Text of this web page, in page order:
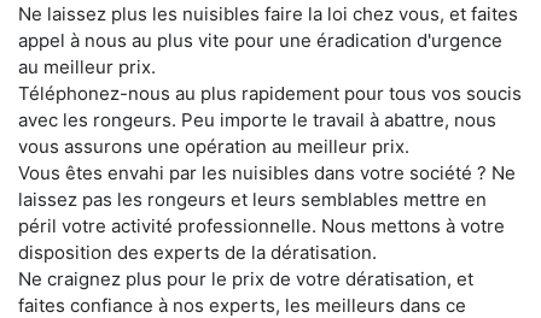
Ne laissez plus les nuisibles faire la loi chez vous, et faites
appel à nous au plus vite pour une éradication d'urgence
au meilleur prix.
Téléphonez-nous au plus rapidement pour tous vos soucis
avec les rongeurs. Peu importe le travail à abattre, nous
vous assurons une opération au meilleur prix.
Vous êtes envahi par les nuisibles dans votre société ? Ne
laissez pas les rongeurs et leurs semblables mettre en
péril votre activité professionnelle. Nous mettons à votre
disposition des experts de la dératisation.
Ne craignez plus pour le prix de votre dératisation, et
faites confiance à nos experts, les meilleurs dans ce